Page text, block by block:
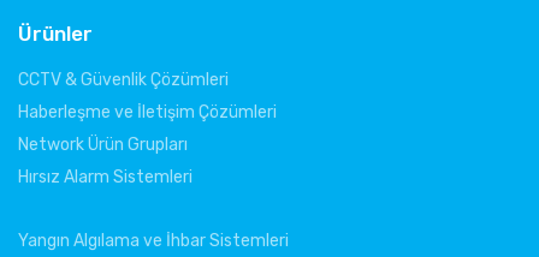
Ürünler
CCTV & Güvenlik Çözümleri
Haberleşme ve İletişim Çözümleri
Network Ürün Grupları
Hırsız Alarm Sistemleri
Yangın Algılama ve İhbar Sistemleri